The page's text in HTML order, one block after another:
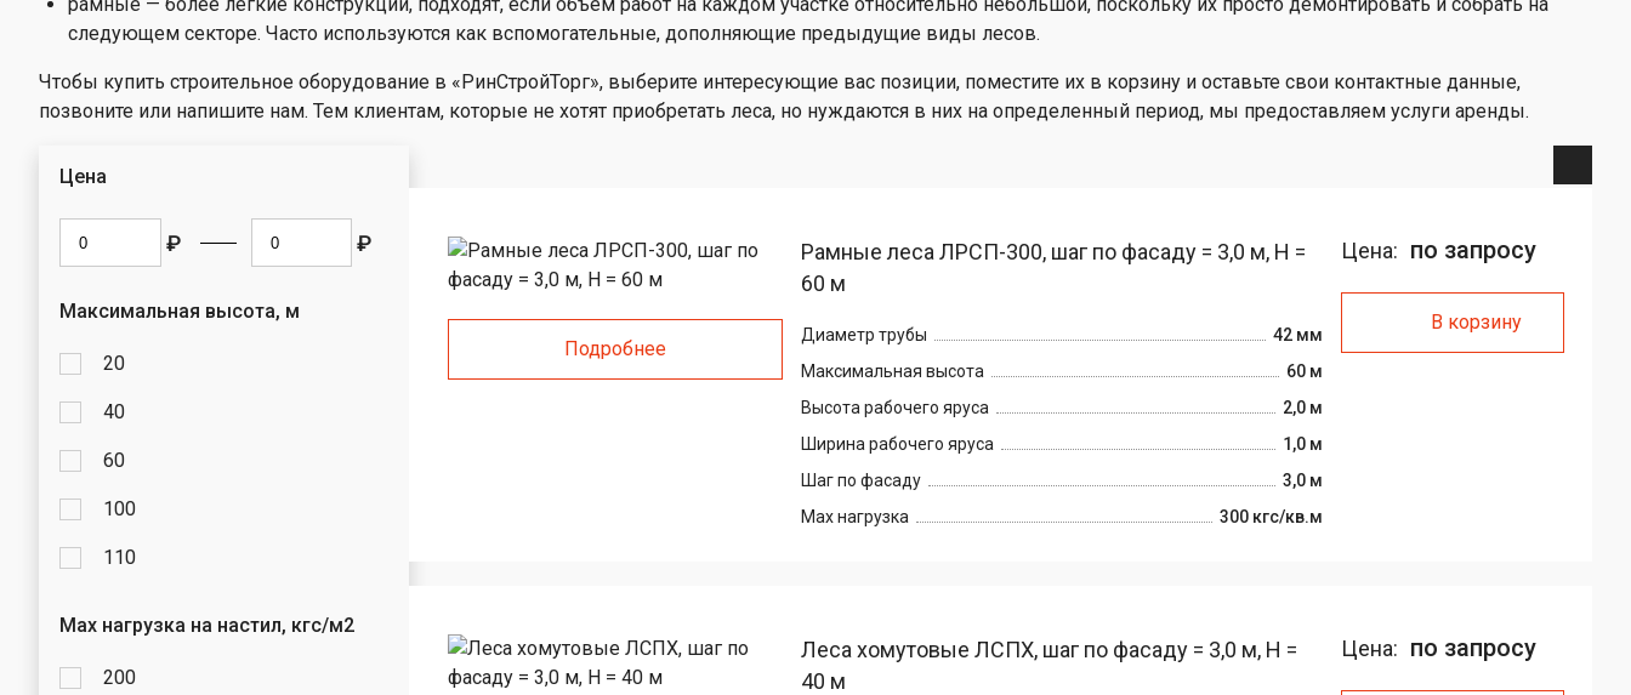
опоры вышек-тур
Лестницы на
Металлические
следующем секторе. Часто используются как вспомогательные, дополняющие предыдущие виды лесов.
Чтобы купить строительное оборудование в «РинСтройТорг», выберите интересующие вас позиции, поместите их в корзину и оставьте свои контактные данные,
позвоните или напишите нам. Тем клиентам, которые не хотят приобретать леса, но нуждаются в них на определенный период, мы предоставляем услуги аренды.
Цена
₽ ₽
Максимальная высота, м
20
40
60
100
110
Max нагрузка на настил, кгс/м2
200
Подробнее
Рамные леса ЛРСП-300, шаг по фасаду = 3,0 м, H =
60 м
Диаметр трубы
42 мм
Максимальная высота
60 м
Высота рабочего яруса
2,0 м
Ширина рабочего яруса
1,0 м
Шаг по фасаду
3,0 м
Max нагрузка
300 кгс/кв.м
Цена: по запросу
В корзину
Леса хомутовые ЛСПХ, шаг по фасаду = 3,0 м, H =
40 м
Цена: по запросу